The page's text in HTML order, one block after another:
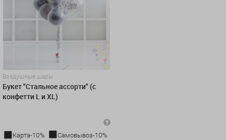
Воздушные шары
Букет "Стальное ассорти" (с
конфетти L и XL)
Карта-10%
Самовывоз-10%